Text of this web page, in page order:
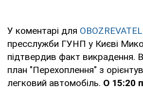
У коментарі для OBOZREVATEL
пресслужби ГУНП у Києві
підтвердив факт викрадення.
план "Перехоплення" з
легковий автомобіль. О 15:20